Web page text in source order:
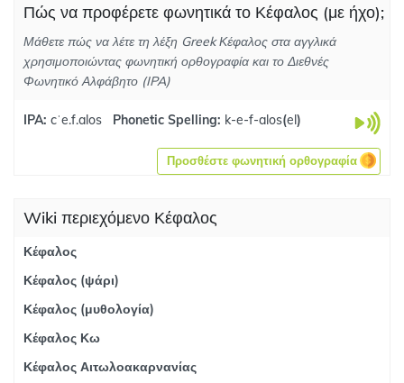
Πώς να προφέρετε φωνητικά το Κέφαλος (με ήχο);
Μάθετε πώς να λέτε τη λέξη Greek Κέφαλος στα αγγλικά
χρησιμοποιώντας φωνητική ορθογραφία και το Διεθνές
Φωνητικό Αλφάβητο (IPA)
IPA: cˈe.f.alos Phonetic Spelling: k-e-f-alos(el)
Προσθέστε φωνητική ορθογραφία
Wiki περιεχόμενο Κέφαλος
Κέφαλος
Κέφαλος (ψάρι)
Κέφαλος (μυθολογία)
Κέφαλος Κω
Κέφαλος Αιτωλοακαρνανίας